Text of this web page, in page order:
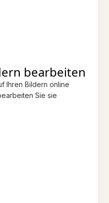
bearbeiten
Ihren Bildern online
Sie sie